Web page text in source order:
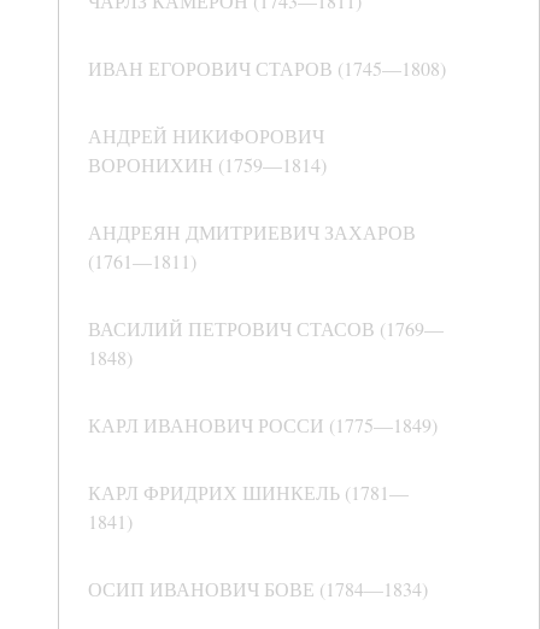
ИВАН ЕГОРОВИЧ СТАРОВ (1745—1808)
АНДРЕЙ НИКИФОРОВИЧ
ВОРОНИХИН (1759—1814)
АНДРЕЯН ДМИТРИЕВИЧ ЗАХАРОВ
(1761—1811)
ВАСИЛИЙ ПЕТРОВИЧ СТАСОВ (1769—
1848)
КАРЛ ИВАНОВИЧ РОССИ (1775—1849)
КАРЛ ФРИДРИХ ШИНКЕЛЬ (1781—
1841)
ОСИП ИВАНОВИЧ БОВЕ (1784—1834)